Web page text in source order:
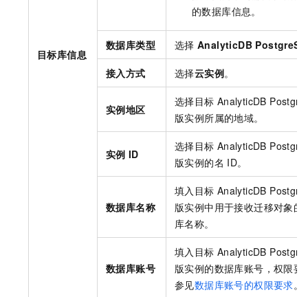
目标库信息
的数据库信息。
数据库类型 选择 AnalyticDB
接入方式 选择云实例。
实例地区
选择目标 AnalyticDB
版实例所属的地域。
实例 ID
选择目标 AnalyticDB
版实例的名 ID。
数据库名称
填入目标 AnalyticDB
版实例中用于接收迁移对象的
库名称。
数据库账号
填入目标 AnalyticDB
版实例的数据库账号，权限要
参见数据库账号的权限要求。